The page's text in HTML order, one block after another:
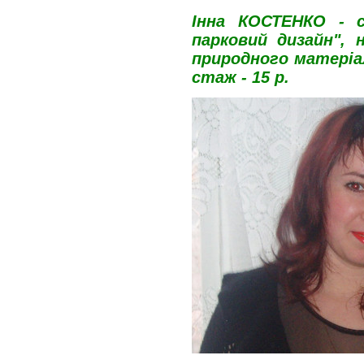
Інна КОСТЕНКО -
парковий дизайн",
природного
стаж - 15 р.